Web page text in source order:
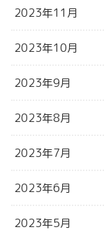
2023年11月
2023年10月
2023年9月
2023年8月
2023年7月
2023年6月
2023年5月